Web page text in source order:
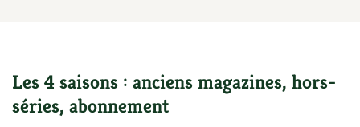
Les 4 saisons : anciens magazines, hors-
séries, abonnement